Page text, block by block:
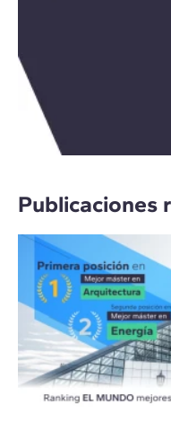
Publicaciones